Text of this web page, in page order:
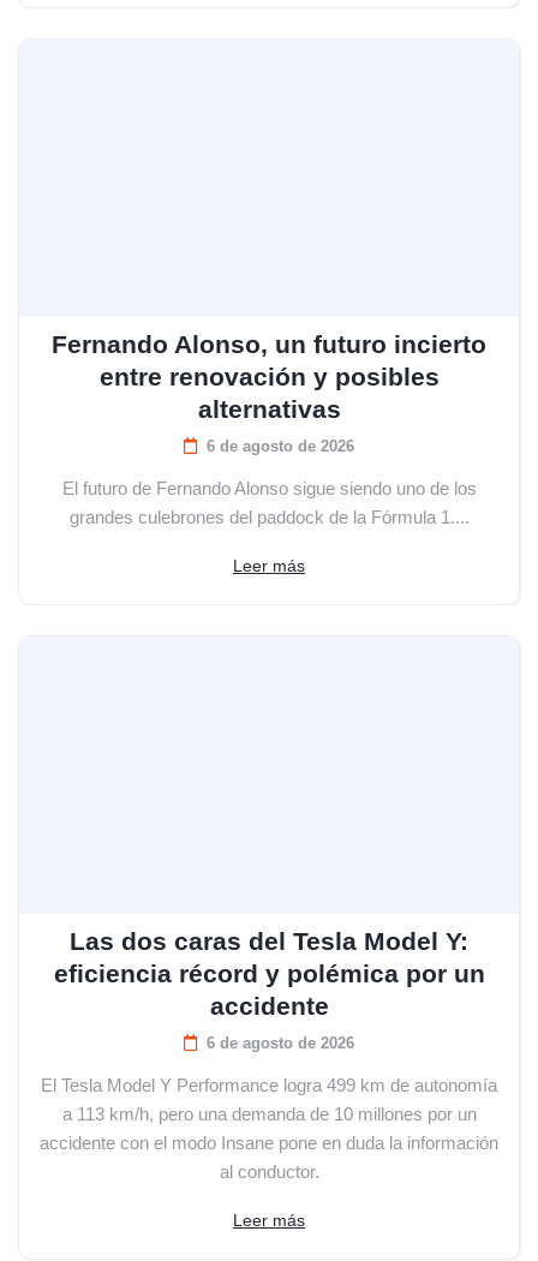
Fernando Alonso, un futuro incierto
entre renovación y posibles
alternativas
6 de agosto de 2026
El futuro de Fernando Alonso sigue siendo uno de los
grandes culebrones del paddock de la Fórmula 1....
Leer más
Las dos caras del Tesla Model Y:
eficiencia récord y polémica por un
accidente
6 de agosto de 2026
El Tesla Model Y Performance logra 499 km de autonomía
a 113 km/h, pero una demanda de 10 millones por un
accidente con el modo Insane pone en duda la información
al conductor.
Leer más